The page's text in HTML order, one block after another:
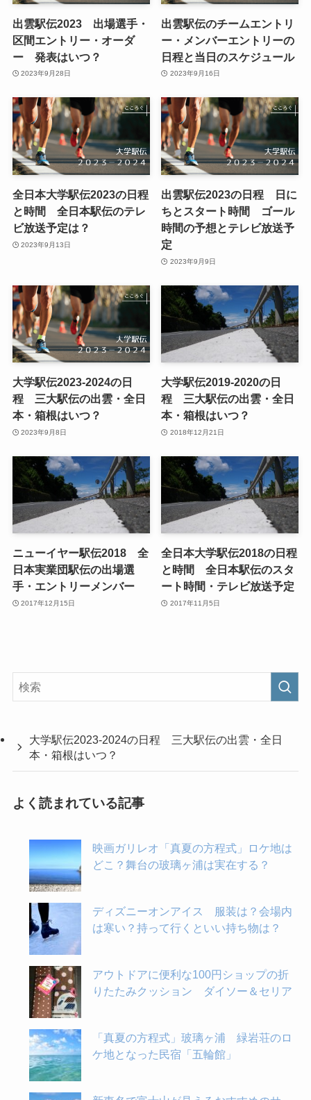
出雲駅伝2023 出場選手・
区間エントリー・オーダ
ー 発表はいつ？
2023年9月28日
出雲駅伝のチームエントリ
ー・メンバーエントリーの
日程と当日のスケジュール
2023年9月16日
全日本大学駅伝2023の日程
と時間 全日本駅伝のテレ
ビ放送予定は？
2023年9月13日
出雲駅伝2023の日程 日に
ちとスタート時間 ゴール
時間の予想とテレビ放送予
定
2023年9月9日
大学駅伝2023-2024の日
程 三大駅伝の出雲・全日
本・箱根はいつ？
2023年9月8日
大学駅伝2019-2020の日
程 三大駅伝の出雲・全日
本・箱根はいつ？
2018年12月21日
ニューイヤー駅伝2018 全
日本実業団駅伝の出場選
手・エントリーメンバー
2017年12月15日
全日本大学駅伝2018の日程
と時間 全日本駅伝のスタ
ート時間・テレビ放送予定
2017年11月5日
大学駅伝2023-2024の日程 三大駅伝の出雲・全日
本・箱根はいつ？
よく読まれている記事
映画ガリレオ「真夏の方程式」ロケ地は
どこ？舞台の玻璃ヶ浦は実在する？
ディズニーオンアイス 服装は？会場内
は寒い？持って行くといい持ち物は？
アウトドアに便利な100円ショップの折
りたたみクッション ダイソー＆セリア
「真夏の方程式」玻璃ヶ浦 緑岩荘のロ
ケ地となった民宿「五輪館」